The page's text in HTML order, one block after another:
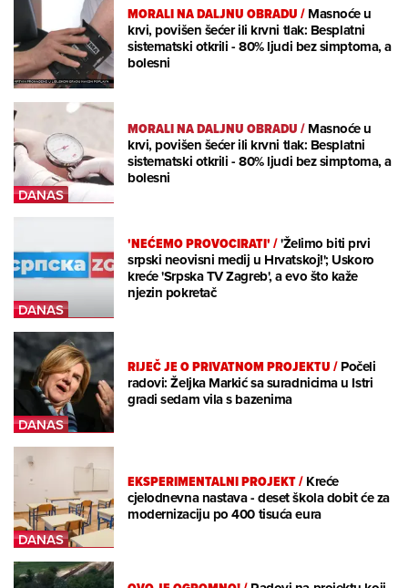
MORALI NA DALJNU OBRADU/Masnoće u
krvi, povišen šećer ili krvni tlak: Besplatni
sistematski otkrili - 80% ljudi bez simptoma, a
bolesni
MORALI NA DALJNU OBRADU/Masnoće u
krvi, povišen šećer ili krvni tlak: Besplatni
sistematski otkrili - 80% ljudi bez simptoma, a
bolesni
'NEĆEMO PROVOCIRATI'/'Želimo biti prvi
srpski neovisni medij u Hrvatskoj!'; Uskoro
kreće 'Srpska TV Zagreb', a evo što kaže
njezin pokretač
RIJEČ JE O PRIVATNOM PROJEKTU/Počeli
radovi: Željka Markić sa suradnicima u Istri
gradi sedam vila s bazenima
EKSPERIMENTALNI PROJEKT/Kreće
cjelodnevna nastava - deset škola dobit će za
modernizaciju po 400 tisuća eura